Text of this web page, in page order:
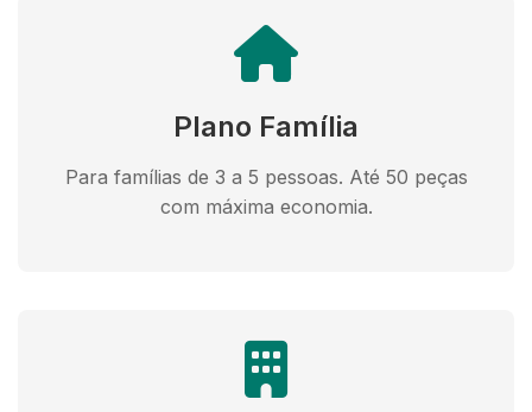
Plano Família
Para famílias de 3 a 5 pessoas. Até 50 peças
com máxima economia.